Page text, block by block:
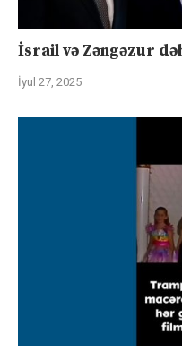
İsrail və Zəngəzur
İyul 27, 2025